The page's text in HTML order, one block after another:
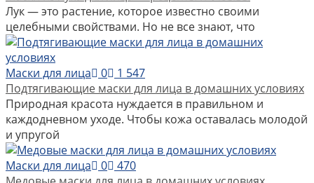
Лук — это растение, которое известно своими
целебными свойствами. Но не все знают, что
Маски для лица 0
1 547
Подтягивающие маски для лица в домашних условиях
Природная красота нуждается в правильном и
каждодневном уходе. Чтобы кожа оставалась молодой
и упругой
Маски для лица
0
470